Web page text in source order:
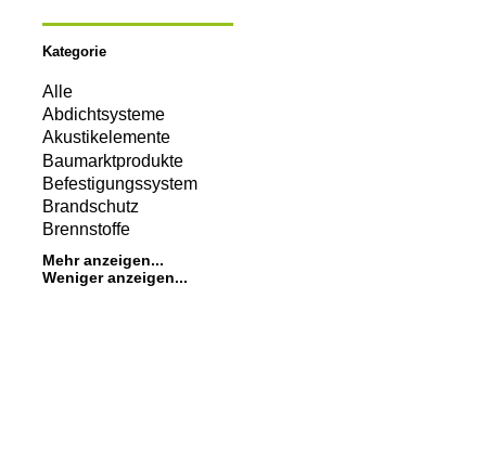
Kategorie
Alle
Abdichtsysteme
Akustikelemente
Baumarktprodukte
Befestigungssystem
Brandschutz
Brennstoffe
Mehr anzeigen...
Weniger anzeigen...